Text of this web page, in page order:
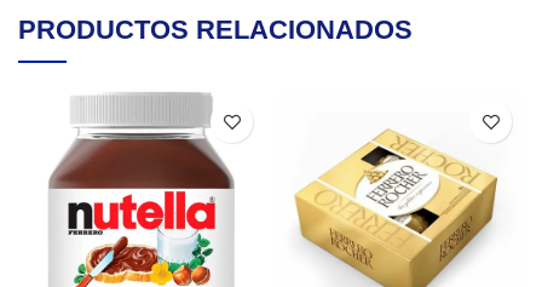
PRODUCTOS RELACIONADOS